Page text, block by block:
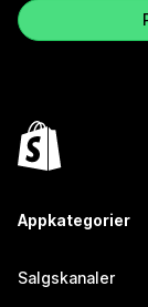
Appkategorier
Salgskanaler